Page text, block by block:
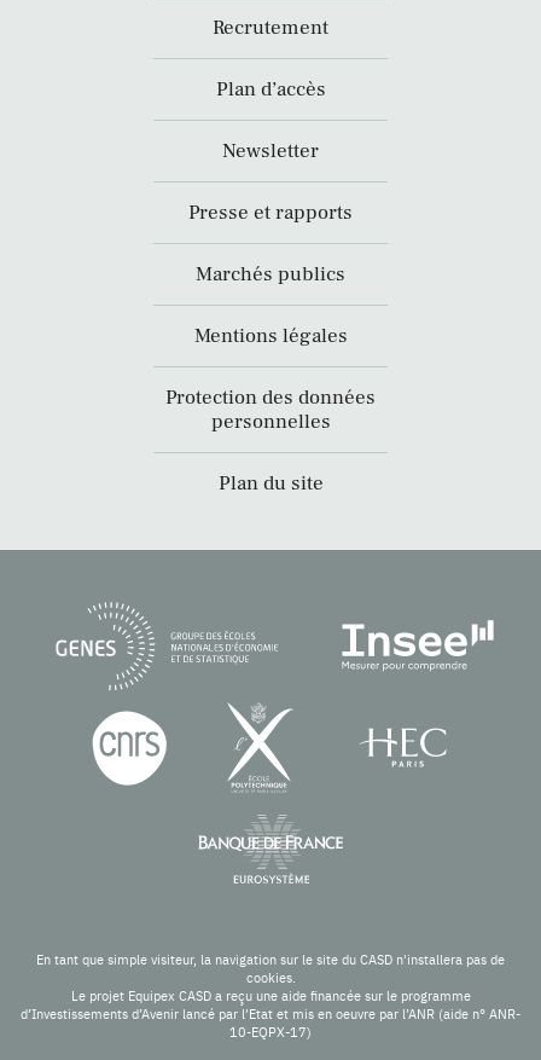
Recrutement
Plan d’accès
Newsletter
Presse et rapports
Marchés publics
Mentions légales
Protection des données
personnelles
Plan du site
En tant que simple visiteur, la navigation sur le site du CASD n'installera pas de
cookies.
Le projet Equipex CASD a reçu une aide financée sur le programme
d’Investissements d’Avenir lancé par l’Etat et mis en oeuvre par l’ANR (aide n° ANR-
10-EQPX-17)